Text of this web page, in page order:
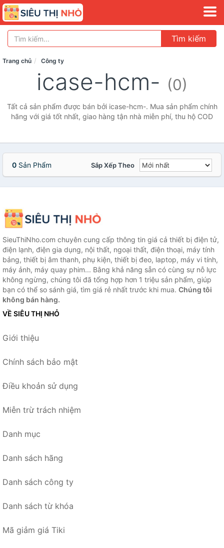
Tìm kiếm
Trang chủ Công ty
icase-hcm- (0)
Tất cả sản phẩm được bán bởi icase-hcm-. Mua sản phẩm chính
hãng với giá tốt nhất, giao hàng tận nhà miễn phí, thu hộ COD
0 Sản Phẩm Sắp Xếp Theo
SieuThiNho.com chuyên cung cấp thông tin giá cả thiết bị điện tử,
điện lạnh, điện gia dụng, nội thất, ngoại thất, điện thoại, máy tính
bảng, thiết bị âm thanh, phụ kiện, thiết bị đeo, laptop, máy vi tính,
máy ảnh, máy quay phim... Bằng khả năng sẵn có cùng sự nỗ lực
không ngừng, chúng tôi đã tổng hợp hơn 1 triệu sản phẩm, giúp
bạn có thể so sánh giá, tìm giá rẻ nhất trước khi mua. Chúng tôi
không bán hàng.
VỀ SIÊU THỊ NHỎ
Giới thiệu
Chính sách bảo mật
Điều khoản sử dụng
Miễn trừ trách nhiệm
Danh mục
Danh sách hãng
Danh sách công ty
Danh sách từ khóa
Mã giảm giá Tiki